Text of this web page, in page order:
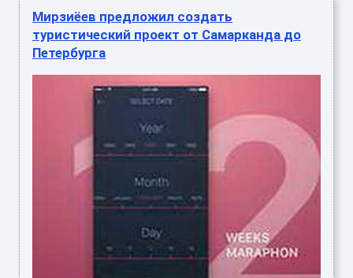
Мирзиёев предложил создать
туристический проект от Самарканда до
Петербурга